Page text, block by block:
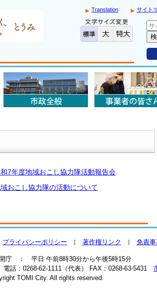
サイト
Translation
7年度地域おこし協力隊活動報告会
おこし協力隊の活動について
プライバシーポリシー 著作権リンク 免責
庁 ： 平日 午前8時30分から午後5時15分
話：0268-62-1111（代表） FAX：0268-63-5431
TOMI City. All rights reserved.